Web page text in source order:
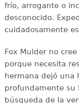
frío, arrogante o
desconocido.
cuidadosamente
Fox Mulder no
porque necesita
hermana dejó una
profundamente su
búsqueda de la